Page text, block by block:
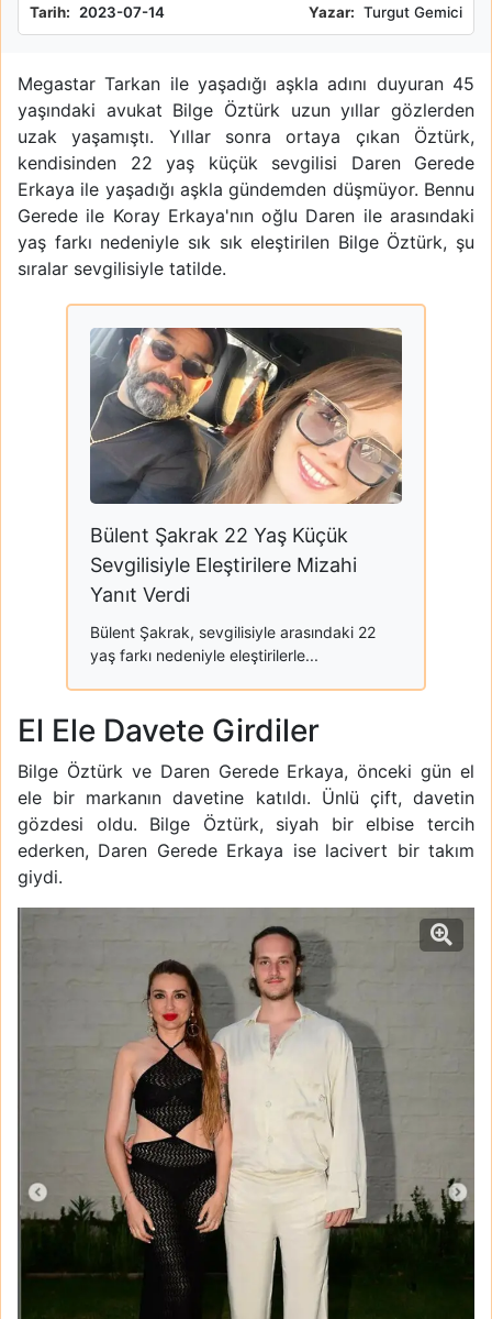
Tarih: 2023-07-14 Yazar: Turgut Gemici
Megastar Tarkan ile yaşadığı aşkla adını duyuran 45
yaşındaki avukat Bilge Öztürk uzun yıllar gözlerden
uzak yaşamıştı. Yıllar sonra ortaya çıkan Öztürk,
kendisinden 22 yaş küçük sevgilisi Daren Gerede
Erkaya ile yaşadığı aşkla gündemden düşmüyor. Bennu
Gerede ile Koray Erkaya'nın oğlu Daren ile arasındaki
yaş farkı nedeniyle sık sık eleştirilen Bilge Öztürk, şu
sıralar sevgilisiyle tatilde.
Bülent Şakrak 22 Yaş Küçük
Sevgilisiyle Eleştirilere Mizahi
Yanıt Verdi
Bülent Şakrak, sevgilisiyle arasındaki 22
yaş farkı nedeniyle eleştirilerle...
El Ele Davete Girdiler
Bilge Öztürk ve Daren Gerede Erkaya, önceki gün el
ele bir markanın davetine katıldı. Ünlü çift, davetin
gözdesi oldu. Bilge Öztürk, siyah bir elbise tercih
ederken, Daren Gerede Erkaya ise lacivert bir takım
giydi.